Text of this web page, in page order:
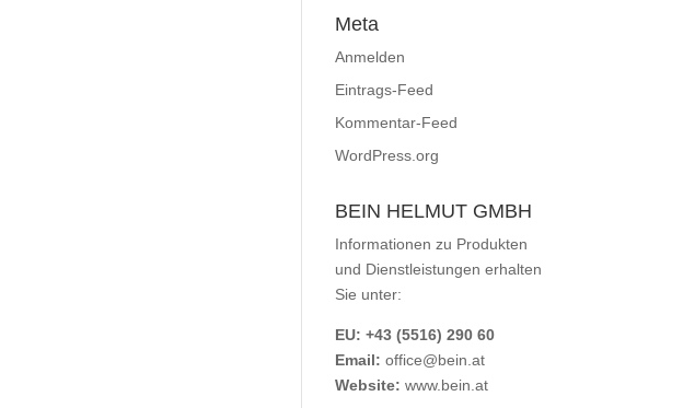
Meta
Anmelden
Eintrags-Feed
Kommentar-Feed
WordPress.org
BEIN HELMUT GMBH
Informationen zu Produkten
und Dienstleistungen erhalten
Sie unter:
EU: +43 (5516) 290 60
Email: office@bein.at
Website: www.bein.at